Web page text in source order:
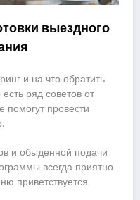
выездного
и на что обратить
ряд советов от
помогут провести
и обыденной подачи
всегда приятно
приветствуется.